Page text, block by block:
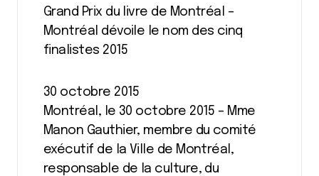
Grand Prix du livre de Montréal –
Montréal dévoile le nom des cinq
finalistes 2015
30 octobre 2015
Montréal, le 30 octobre 2015 – Mme
Manon Gauthier, membre du comité
exécutif de la Ville de Montréal,
responsable de la culture, du